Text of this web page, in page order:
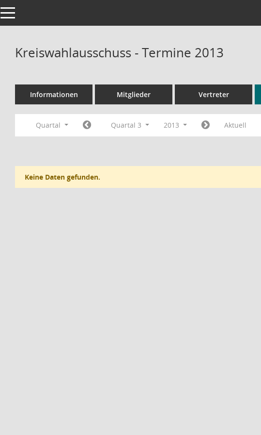
Toggle navigation
Kreiswahlausschuss - Termine 2013
Informationen Mitglieder Vertreter
Quartal Quartal 3 2013 Aktuell
Keine Daten gefunden.